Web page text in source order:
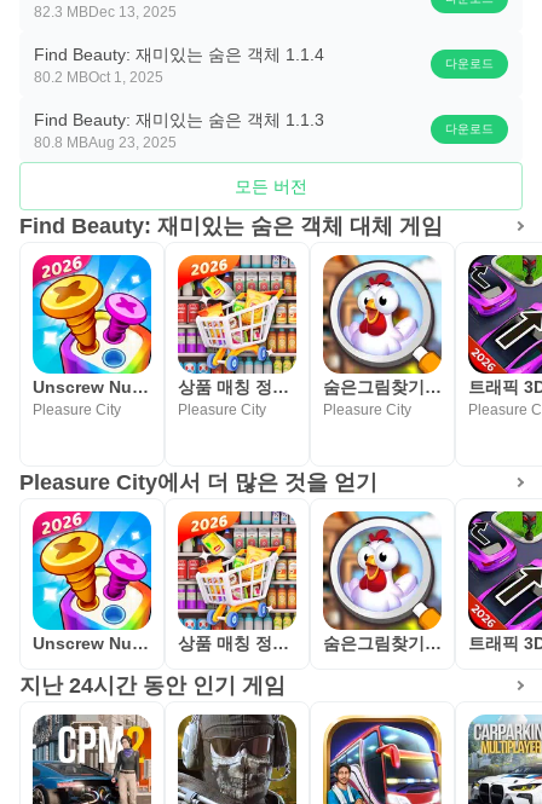
📜 모든 아이템을 찾아 목록을 완성하세요.
찾기 n 찾기 퍼즐에 참여하여 우리 사이에서 동전 마스터가
되세요!
시간을 보내고 스트레스를 해소하기에 완벽하며, 편안한 스
파이 숨은 물체 게임은 끝없는 재미를 제공합니다!
지금 게임을 다운로드하여 최고의 무료 편안한 찾기 게임을
시작하세요!
개인정보처리방침:
https://orangeonelimited.com/privacy.html
서비스 이용약관:
https://orangeonelimited.com/useragreement.html
82.3 MBDec 13, 2025
Find Beauty: 재미있는 숨은 객체 1.1.4
80.2 MBOct 1, 2025
다운로드
Find Beauty: 재미있는 숨은 객체 1.1.3
80.8 MBAug 23, 2025
다운로드
모든 버전
Find Beauty: 재미있는 숨은 객체 대체 게임
Unscrew Nuts Sort: 나사풀기
Pleasure City
상품 매칭 정리 게임: Goods Matching 3D
Pleasure City
숨은그림찾기 보물찾기 Find It Out 개체 헌트
Pleasure City Pleasure
Pleasure City에서 더 많은 것을 얻기
Unscrew Nuts Sort: 나사풀기 상품 매칭 정리 게임: Goods Matching 3D 숨은그림찾기 보물찾기 Find It Out 개체 헌트
지난 24시간 동안 인기 게임